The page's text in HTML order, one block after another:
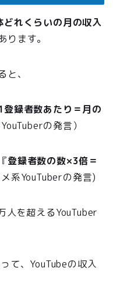
れくらいの月の収入
ります。
、
登録者数あたり＝月の
の発言）
登録者数の数×3倍＝
系YouTuberの発言)
人を超えるYouTuber
て、YouTubeの収入